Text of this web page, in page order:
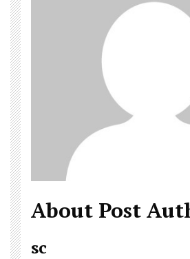
About Post
sc